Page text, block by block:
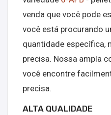
venda que você pode
você está procurando
quantidade específica,
precisa. Nossa ampla
você encontre
precisa.
ALTA QUALIDADE